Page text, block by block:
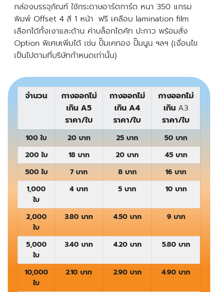
กล่องบรรจุภัณฑ์ ใช้กระดาษอาร์ตการ์ด หนา 350 แกรม
พิมพ์ Offset 4 สี 1 หน้า ฟรี เคลือบ lamination film
เลือกได้ทั้งเงาและด้าน ค่าบล็อกไดคัท ปะกาว พร้อมสั่ง
Option พิเศษเพิ่มได้ เช่น ปั๊มเคทอง ปั๊มนูน ฯลฯ (เงื่อนไข
เป็นไปตามที่บริษัทกำหนดเท่านั้น)
จำนวน
กางออกไม่
เกิน A5
ราคา/ใบ
กางออกไม่
เกิน A4
ราคา/ใบ
กางออกไม่
เกิน A3
ราคา/ใบ
100 ใบ 20 บาท 25 บาท
50 บาท
200 ใบ
18 บาท 20 บาท
45 บาท
500 ใบ
7 บาท 8 บาท
16 บาท
1,000
ใบ
4 บาท 5 บาท 10 บาท
2,000
ใบ
3.80 บาท 4.50 บาท 9 บาท
5,000
ใบ
3.40 บาท 4.20 บาท 5.80 บาท
10,000
ใบ
2.10 บาท 2.90 บาท 4.90 บาท